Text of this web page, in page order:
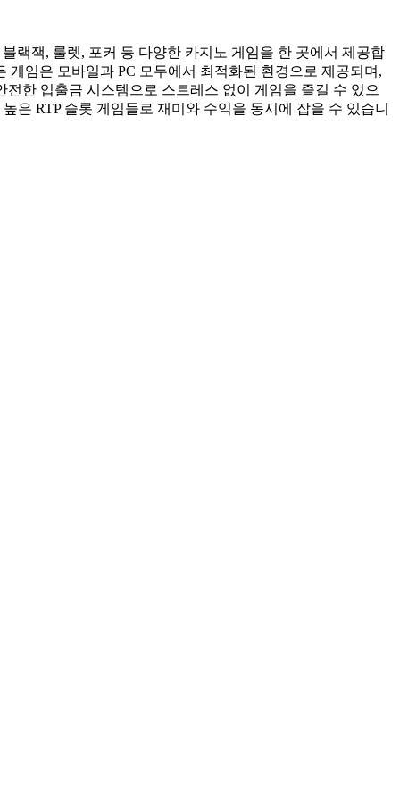
랙잭, 룰렛, 포커 등 다양한 카지노 게임을 한 곳에서 제공합
임은 모바일과 PC 모두에서 최적화된 환경으로 제공되며,
한 입출금 시스템으로 스트레스 없이 게임을 즐길 수 있으
은 RTP 슬롯 게임들로 재미와 수익을 동시에 잡을 수 있습니